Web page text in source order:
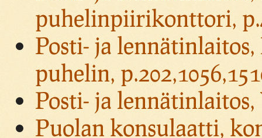
puhelinpiirikonttori,
Posti- ja
puhelin,
Posti- ja
Puolan konsulaatti,